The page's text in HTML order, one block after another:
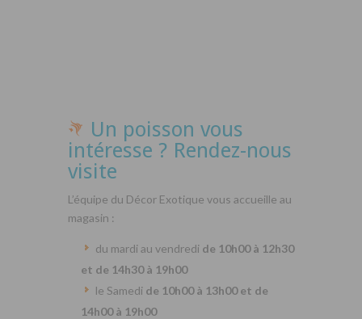
Un poisson vous
intéresse ? Rendez-nous
visite
L’équipe du Décor Exotique vous accueille au
magasin :
du mardi au vendredi de 10h00 à 12h30
et de 14h30 à 19h00
le Samedi de 10h00 à 13h00 et de
14h00 à 19h00